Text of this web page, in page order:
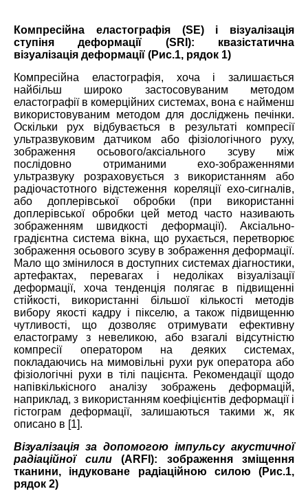
Компресійна еластографія (SE) і візуалізація
ступіня деформації (SRI): квазістатична
візуалізація деформації (Рис.1, рядок 1)
Компресійна еластографія, хоча і залишається
найбільш широко застосовуваним методом
еластографії в комерційних системах, вона є найменш
використовуваним методом для досліджень печінки.
Оскільки рух відбувається в результаті компресії
ультразвуковим датчиком або фізіологічного руху,
зображення осьового/аксіального зсуву між
послідовно отриманими ехо-зображеннями
ультразвуку розраховується з використанням або
радіочастотного відстеження кореляції ехо-сигналів,
або доплерівської обробки (при використанні
доплерівської обробки цей метод часто називають
зображенням швидкості деформації). Аксіально-
градієнтна система вікна, що рухається, перетворює
зображення осьового зсуву в зображення деформації.
Мало що змінилося в доступних системах діагностики,
артефактах, перевагах і недоліках візуалізації
деформації, хоча тенденція полягає в підвищенні
стійкості, використанні більшої кількості методів
вибору якості кадру і пікселю, а також підвищенню
чутливості, що дозволяє отримувати ефективну
еластограму з невеликою, або взагалі відсутністю
компресії оператором на деяких системах,
покладаючись на мимовільні рухи рук оператора або
фізіологічні рухи в тілі пацієнта. Рекомендації щодо
напівкількісного аналізу зображень деформацій,
наприклад, з використанням коефіцієнтів деформації і
гістограм деформації, залишаються такими ж, як
описано в [1].
Візуалізація за допомогою імпульсу акустичної
радіаційної сили(ARFI): зображення зміщення
тканини, індуковане радіаційною силою (Рис.1,
рядок 2)